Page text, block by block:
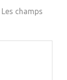
Les champs